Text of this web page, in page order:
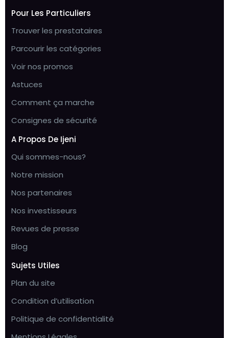
Pour Les Particuliers
Trouver les prestataires
Parcourir les catégories
Voir nos promos
Astuces
Comment ça marche
Consignes de sécurité
A Propos De Ijeni
Qui sommes-nous?
Notre mission
Nos partenaires
Nos investisseurs
Revues de presse
Blog
Sujets Utiles
Plan du site
Condition d’utilisation
Politique de confidentialité